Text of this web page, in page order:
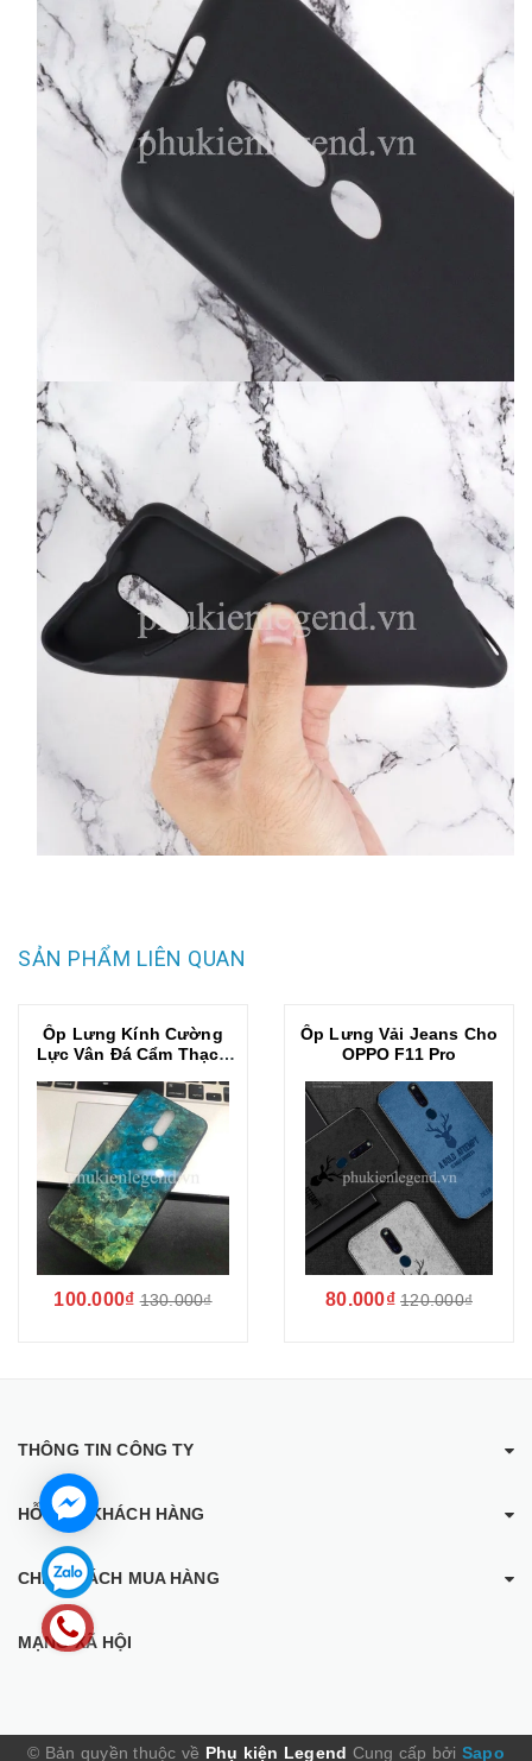
SẢN PHẨM LIÊN QUAN
Ốp Lưng Kính Cường
Lực Vân Đá Cẩm Thạch
100.000₫ 130.000₫
Ốp Lưng Vải Jeans Cho
OPPO F11 Pro
80.000₫ 120.000₫
THÔNG TIN CÔNG TY
HỖ TRỢ KHÁCH HÀNG
CHÍNH SÁCH MUA HÀNG
MẠNG XÃ HỘI
© Bản quyền thuộc về Phụ kiện Legend Cung cấp bởi Sapo